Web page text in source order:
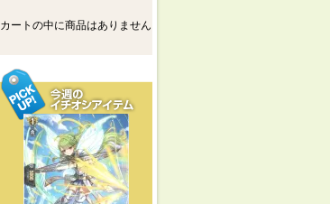
カートの中に商品はありません